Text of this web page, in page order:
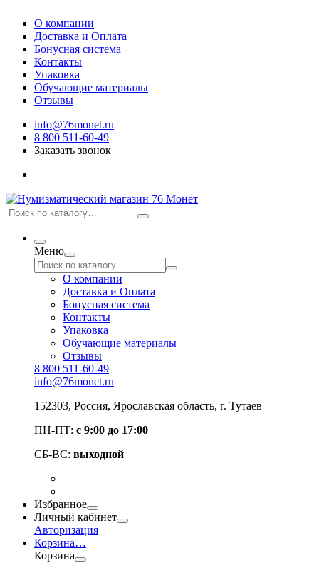
О компании
Доставка и Оплата
Бонусная система
Контакты
Упаковка
Обучающие материалы
Отзывы
info@76monet.ru
8 800 511-60-49
Заказать звонок
Меню
О компании
Доставка и Оплата
Бонусная система
Контакты
Упаковка
Обучающие материалы
Отзывы
8 800 511-60-49
info@76monet.ru
152303, Россия, Ярославская область, г. Тутаев
ПН-ПТ: с 9:00 до 17:00
СБ-ВС: выходной
Избранное
Личный кабинет
Авторизация
Корзина…
Корзина